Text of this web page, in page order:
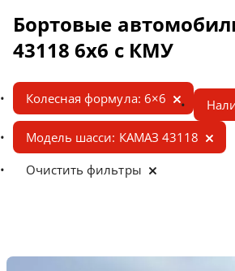
Бортовые
43118 6x6 с КМУ
Колесная формула: 6×6
Модель шасси: КАМАЗ 43118
Очистить фильтры